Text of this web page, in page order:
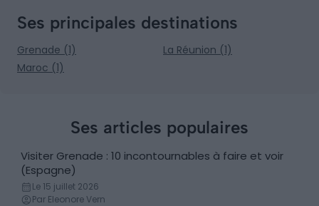
Ses principales destinations
Grenade (1)
La Réunion (1)
Maroc (1)
Ses articles populaires
Incontournables
Visiter Grenade : 10 incontournables à faire et voir
(Espagne)
Le 15 juillet 2026
Par Eleonore Vern